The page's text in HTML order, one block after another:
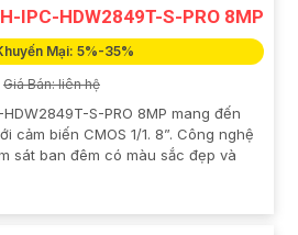
IPC-HDW2849T-S-PRO 8MP
Mại: 5%-35%
Giá Bán: liên hệ
S-PRO 8MP mang đến
cảm biến CMOS 1/1. 8”. Công nghệ
sát ban đêm có màu sắc đẹp và